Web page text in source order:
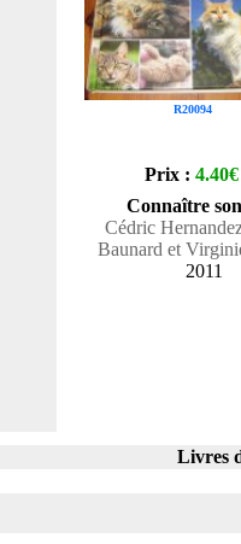
R20094
Prix : 4.40€
Connaître
Cédric
Baunard et
2011
Livres